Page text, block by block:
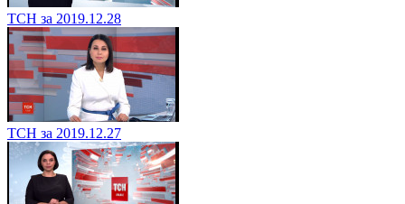
ТСН за 2019.12.28
ТСН за 2019.12.27